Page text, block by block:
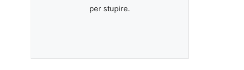
per stupire.